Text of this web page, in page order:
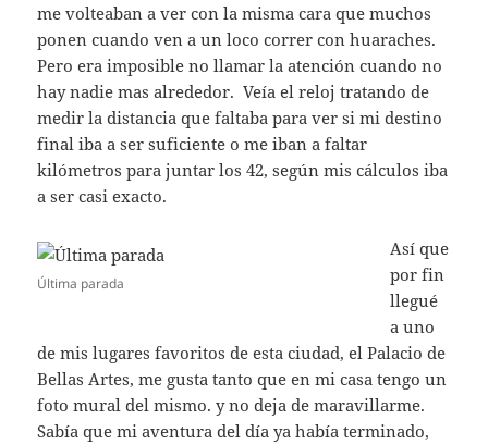
me volteaban a ver con la misma cara que muchos
ponen cuando ven a un loco correr con huaraches.
Pero era imposible no llamar la atención cuando no
hay nadie mas alrededor. Veía el reloj tratando de
medir la distancia que faltaba para ver si mi destino
final iba a ser suficiente o me iban a faltar
kilómetros para juntar los 42, según mis cálculos iba
a ser casi exacto.
Última parada
Así que
por fin
llegué
a uno
de mis lugares favoritos de esta ciudad, el Palacio de
Bellas Artes, me gusta tanto que en mi casa tengo un
foto mural del mismo. y no deja de maravillarme.
Sabía que mi aventura del día ya había terminado,